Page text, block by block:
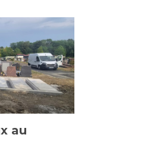
au